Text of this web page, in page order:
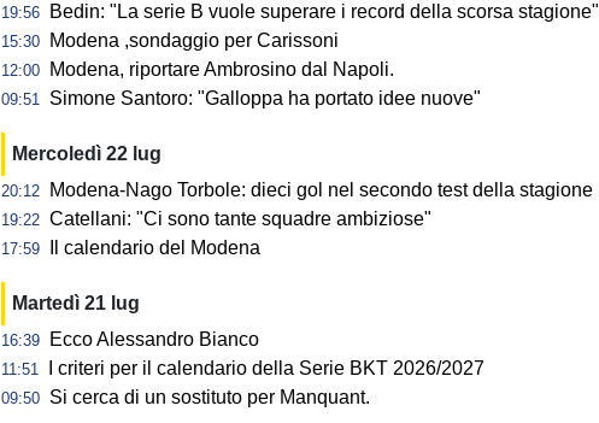
19:56 Bedin: "La serie B vuole superare i record della scorsa stagione"
15:30 Modena ,sondaggio per Carissoni
12:00 Modena, riportare Ambrosino dal Napoli.
09:51 Simone Santoro: "Galloppa ha portato idee nuove"
Mercoledì 22 lug
20:12 Modena-Nago Torbole: dieci gol nel secondo test della stagione
19:22 Catellani: "Ci sono tante squadre ambiziose"
17:59 Il calendario del Modena
Martedì 21 lug
16:39 Ecco Alessandro Bianco
11:51 I criteri per il calendario della Serie BKT 2026/2027
09:50 Si cerca di un sostituto per Manquant.